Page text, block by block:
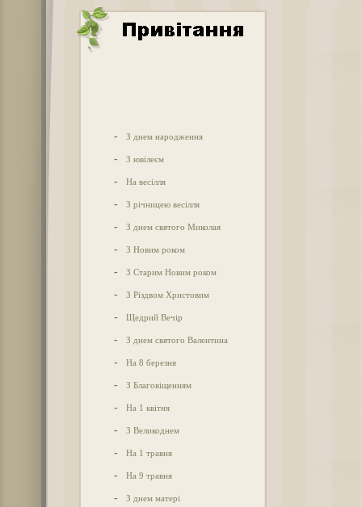
- З днем народження
- З ювілеєм
- На весілля
- З річницею весілля
- З днем святого Миколая
- З Новим роком
- З Старим Новим роком
- З Різдвом Христовим
- Щедрий Вечір
- З днем святого Валентина
- На 8 березня
- З Благовіщенням
- На 1 квітня
- З Великоднем
- На 1 травня
- На 9 травня
- З днем матері